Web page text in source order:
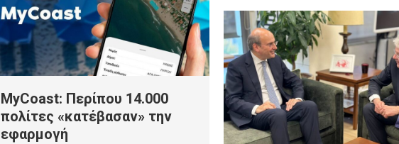
MyCoast: Περίπου 14.000
πολίτες «κατέβασαν» την
εφαρμογή